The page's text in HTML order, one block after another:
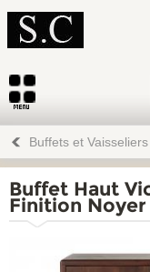
Buffets et Vaisseliers
Buffet Haut
Finition